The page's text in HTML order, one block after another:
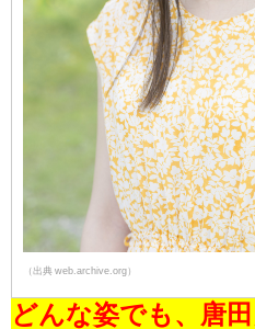
（出典 web.archive.org）
どんな姿でも、唐